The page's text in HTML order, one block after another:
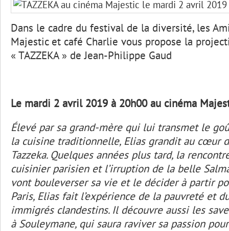
Dans le cadre du festival de la diversité, les
Majestic et café Charlie vous propose la
« TAZZEKA » de Jean-Philippe Gaud
Le mardi 2 avril 2019 à 20h00 au cinéma
Élevé par sa grand-mère qui lui transmet le
la cuisine traditionnelle, Elias grandit au cœur
Tazzeka. Quelques années plus tard, la
cuisinier parisien et l’irruption de la belle
vont bouleverser sa vie et le décider à partir
Paris, Elias fait l’expérience de la pauvreté et
immigrés clandestins. Il découvre aussi les
à Souleymane, qui saura raviver sa passion